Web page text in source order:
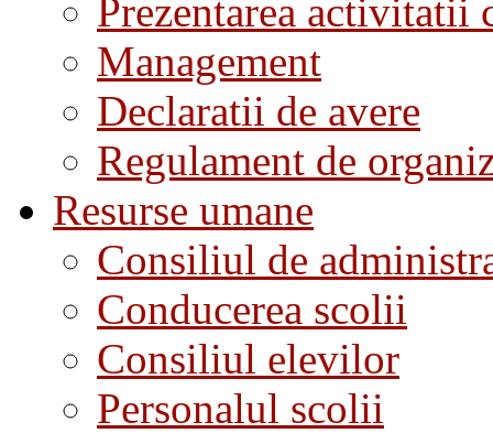
Prezentarea activitatii
Management
Declaratii de avere
Regulament de
Resurse umane
Consiliul de
Conducerea scolii
Consiliul elevilor
Personalul scolii